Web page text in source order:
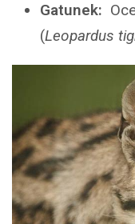
Gatunek:
(Leopardus